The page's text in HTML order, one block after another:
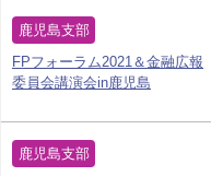
鹿児島支部
FPフォーラム2021＆金融広報
委員会講演会in鹿児島
鹿児島支部